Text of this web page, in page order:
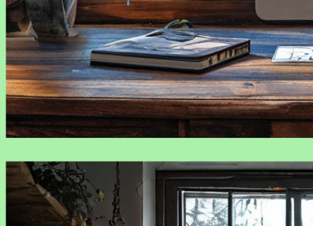
RosDocs.ru — ваш надёжный помощник в конвертации
любых файлов